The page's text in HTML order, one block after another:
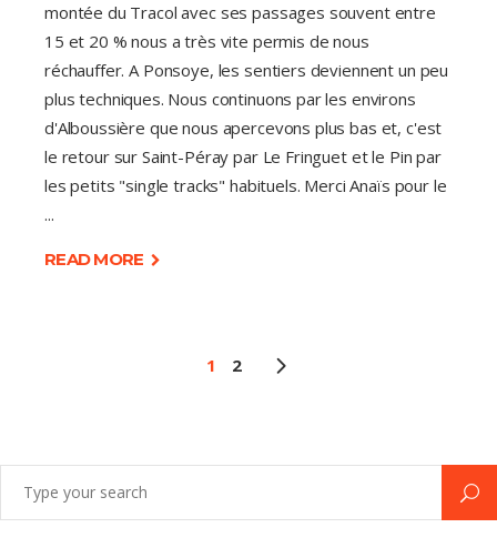
montée du Tracol avec ses passages souvent entre
15 et 20 % nous a très vite permis de nous
réchauffer. A Ponsoye, les sentiers deviennent un peu
plus techniques. Nous continuons par les environs
d'Alboussière que nous apercevons plus bas et, c'est
le retour sur Saint-Péray par Le Fringuet et le Pin par
les petits "single tracks" habituels. Merci Anaïs pour le
READ MORE
1 2